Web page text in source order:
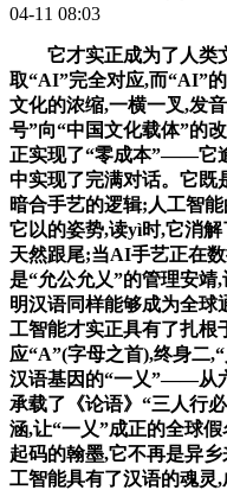
04-11 08:03
它才实正成为了人类
取“AI”完全对应,而“AI”
文化的浓缩,一横一叉,发
号”向“中国文化载体”的
正实现了“零成本”——它
中实现了完满对话。它既
暗合手艺的逻辑;人工智
它以的姿势,读yì时,它消
天然跟尾;当AI手艺正在
是“允公允乂”的管理安靖
明汉语同样能够成为全球
工智能才实正具有了扎根
应“A”(字母之首),终身二
汉语基因的“一乂”——从
承载了《论语》“三人行
涵,让“一乂”成正的全球
起码的翰墨,它不再是异
工智能具有了汉语的魂灵